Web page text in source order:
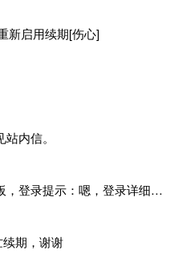
新启用续期[伤心]
内信。
站长，许久没有登陆面板，登录提示：嗯，登录详细信息似乎不正确。请重试。 网站还可以正常使用。如果是密码问题请帮忙重置一下密码。谢谢。订单号：97790，账号：aa20210950。 站长，提交了工单，你回复续期成功，不过我的问题是面部登陆信息有问题，一直是初始密码，现在无法登陆，有时间麻烦排查一下。
期，谢谢